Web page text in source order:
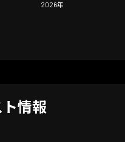
2026年
情報